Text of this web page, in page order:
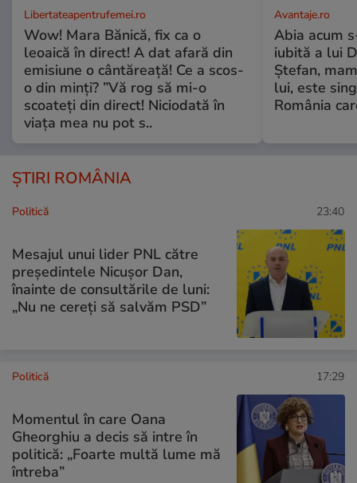
Libertateapentrufemei.ro
Wow! Mara Bănică, fix ca o
leoaică în direct! A dat afară din
emisiune o cântăreață! Ce a scos-
o din minți? ”Vă rog să mi-o
scoateți din direct! Niciodată în
viața mea nu pot s..
Avantaje.ro
Abia acum
iubită a lui
Ștefan,
lui, este
România
ȘTIRI ROMÂNIA
Politică 23:40
Mesajul unui lider PNL către
președintele Nicușor Dan,
înainte de consultările de luni:
„Nu ne cereți să salvăm PSD”
Politică 17:29
Momentul în care Oana
Gheorghiu a decis să intre în
politică: „Foarte multă lume mă
întreba”